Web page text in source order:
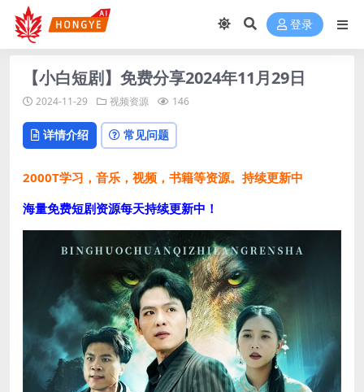
登录
【小白短剧】免费分享2024年11月29日
2024-11-29 视频资源 146
详情介绍 常见问题
2000T学习，音乐，视频，书籍等资源。持续更新中
海量免费短剧资源每天持续更新中！